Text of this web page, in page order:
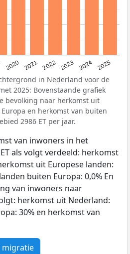
2020 2021 2022 2023 2024 2025
in Nederland voor de
2025: Bovenstaande grafiek
bevolking naar herkomst uit
en herkomst van buiten
2986 ET per jaar.
van inwoners in het
als volgt verdeeld: herkomst
uit Europese landen:
buiten Europa: 0,0% En
van inwoners naar
herkomst uit Nederland:
30% en herkomst van
migratie